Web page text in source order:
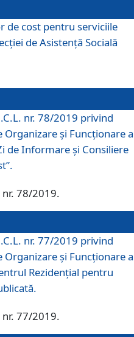
de cost pentru serviciile
de Asistență Socială
nr. 78/2019 privind
și Funcționare
de Informare şi Consiliere
nr. 78/2019.
nr. 77/2019 privind
și Funcționare
Rezidențial pentru
nr. 77/2019.